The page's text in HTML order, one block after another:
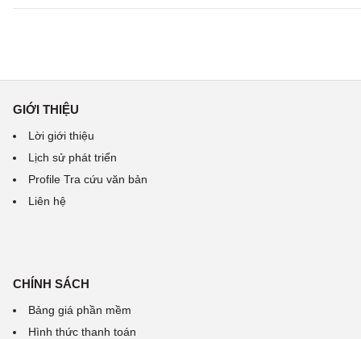
GIỚI THIỆU
Lời giới thiệu
Lịch sử phát triển
Profile Tra cứu văn bản
Liên hệ
CHÍNH SÁCH
Bảng giá phần mềm
Hình thức thanh toán